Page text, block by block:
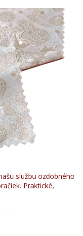
službu ozdobného
Praktické,